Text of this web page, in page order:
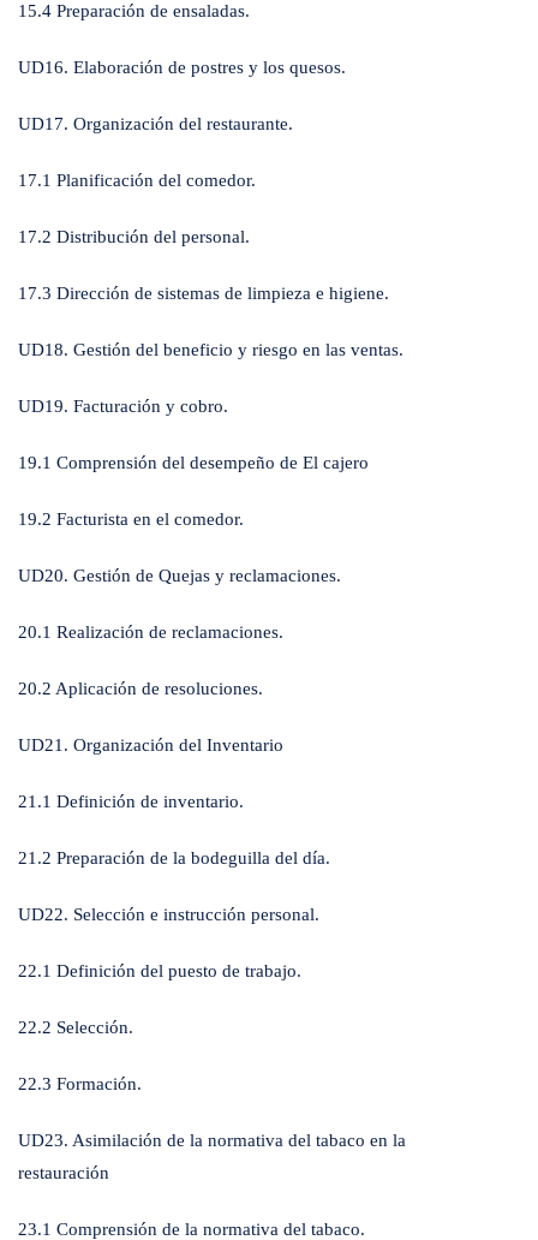
15.4 Preparación de ensaladas.
UD16. Elaboración de postres y los quesos.
UD17. Organización del restaurante.
17.1 Planificación del comedor.
17.2 Distribución del personal.
17.3 Dirección de sistemas de limpieza e higiene.
UD18. Gestión del beneficio y riesgo en las ventas.
UD19. Facturación y cobro.
19.1 Comprensión del desempeño de El cajero
19.2 Facturista en el comedor.
UD20. Gestión de Quejas y reclamaciones.
20.1 Realización de reclamaciones.
20.2 Aplicación de resoluciones.
UD21. Organización del Inventario
21.1 Definición de inventario.
21.2 Preparación de la bodeguilla del día.
UD22. Selección e instrucción personal.
22.1 Definición del puesto de trabajo.
22.2 Selección.
22.3 Formación.
UD23. Asimilación de la normativa del tabaco en la
restauración
23.1 Comprensión de la normativa del tabaco.